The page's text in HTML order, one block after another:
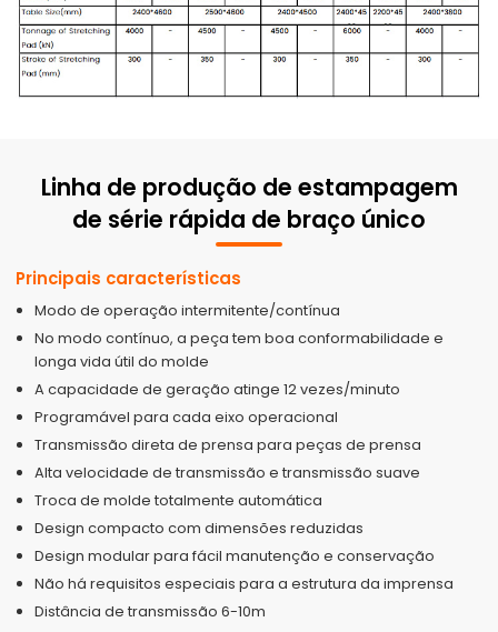
Linha de produção de estampagem
de série rápida de braço único
Principais características
Modo de operação intermitente/contínua
No modo contínuo, a peça tem boa conformabilidade e
longa vida útil do molde
A capacidade de geração atinge 12 vezes/minuto
Programável para cada eixo operacional
Transmissão direta de prensa para peças de prensa
Alta velocidade de transmissão e transmissão suave
Troca de molde totalmente automática
Design compacto com dimensões reduzidas
Design modular para fácil manutenção e conservação
Não há requisitos especiais para a estrutura da imprensa
Distância de transmissão 6-10m